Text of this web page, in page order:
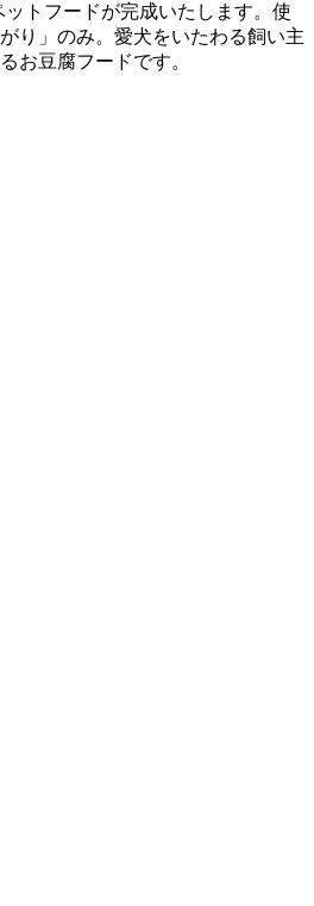
トフードが完成いたします。使
り」のみ。愛犬をいたわる飼い主
お豆腐フードです。